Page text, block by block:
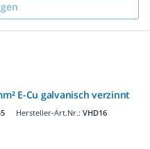
E-Cu galvanisch verzinnt
Hersteller-Art.Nr.: VHD16